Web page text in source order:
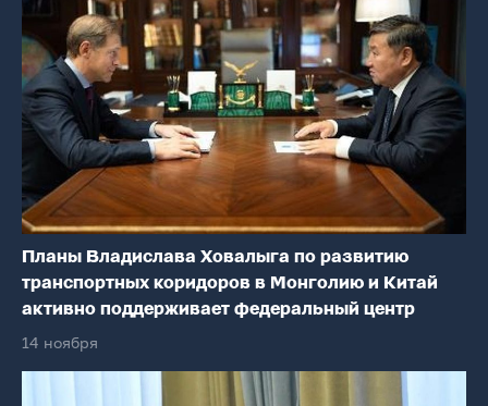
Планы Владислава Ховалыга по развитию
транспортных коридоров в Монголию и Китай
активно поддерживает федеральный центр
14 ноября